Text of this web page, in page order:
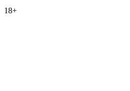
18+